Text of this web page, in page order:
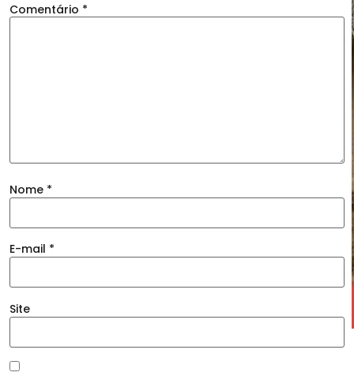
Comentário *
Nome *
E-mail *
Site